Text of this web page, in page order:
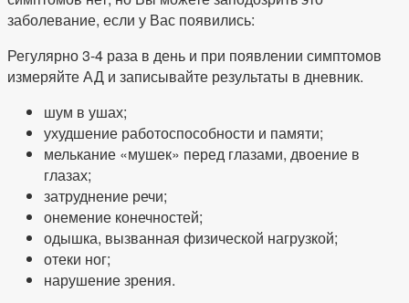
заболевание, если у Вас появились:
Регулярно 3-4 раза в день и при появлении симптомов
измеряйте АД и записывайте результаты в дневник.
шум в ушах;
ухудшение работоспособности и памяти;
мелькание «мушек» перед глазами, двоение в
глазах;
затруднение речи;
онемение конечностей;
одышка, вызванная физической нагрузкой;
отеки ног;
нарушение зрения.